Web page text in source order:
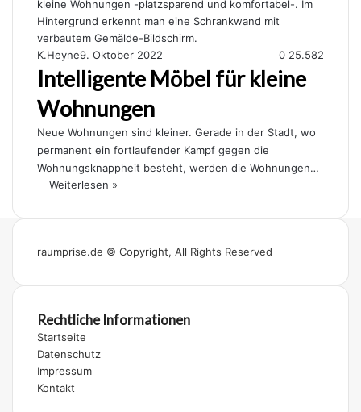
K.Heyne9. Oktober 2022 0 25.582
Intelligente Möbel für kleine
Wohnungen
Neue Wohnungen sind kleiner. Gerade in der Stadt, wo
permanent ein fortlaufender Kampf gegen die
Wohnungsknappheit besteht, werden die Wohnungen…
Weiterlesen »
raumprise.de © Copyright, All Rights Reserved
Rechtliche Informationen
Startseite
Datenschutz
Impressum
Kontakt